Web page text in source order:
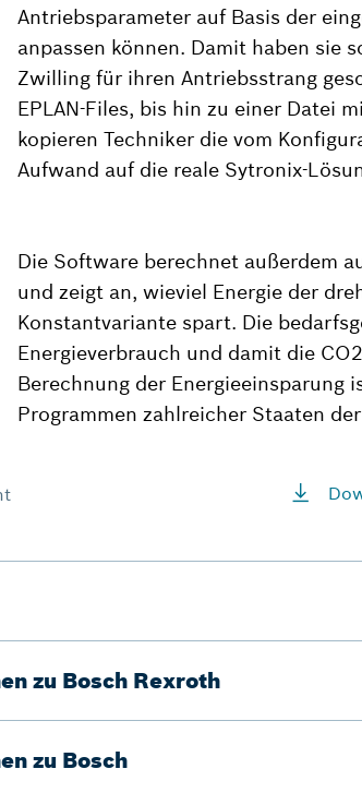
Antriebsparameter auf Basis der
anpassen können. Damit haben sie
Zwilling für ihren Antriebsstrang
EPLAN-Files, bis hin zu einer Datei
kopieren Techniker die vom
Aufwand auf die reale Sytronix-
Die Software berechnet außerdem
und zeigt an, wieviel Energie der
Konstantvariante spart. Die
Energieverbrauch und damit die
Berechnung der Energieeinsparung
Programmen zahlreicher Staaten
zu Bosch Rexroth
zu Bosch